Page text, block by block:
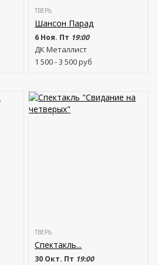
ТВЕРЬ
Шансон Парад
6 Ноя. Пт 19:00
ДК Металлист
1 500 - 3 500руб
ТВЕРЬ
Спектакль...
30 Окт. Пт 19:00